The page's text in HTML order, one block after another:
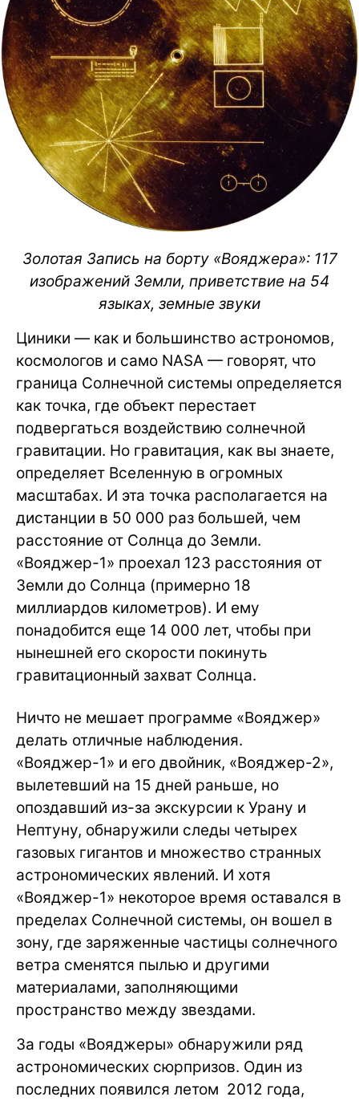
Золотая Запись на борту «Вояджера»: 117
изображений Земли, приветствие на 54
языках, земные звуки
Циники — как и большинство астрономов,
космологов и само NASA — говорят, что
граница Солнечной системы определяется
как точка, где объект перестает
подвергаться воздействию солнечной
гравитации. Но гравитация, как вы знаете,
определяет Вселенную в огромных
масштабах. И эта точка располагается на
дистанции в 50 000 раз большей, чем
расстояние от Солнца до Земли.
«Вояджер-1» проехал 123 расстояния от
Земли до Солнца (примерно 18
миллиардов километров). И ему
понадобится еще 14 000 лет, чтобы при
нынешней его скорости покинуть
гравитационный захват Солнца.
Ничто не мешает программе «Вояджер»
делать отличные наблюдения.
«Вояджер-1» и его двойник, «Вояджер-2»,
вылетевший на 15 дней раньше, но
опоздавший из-за экскурсии к Урану и
Нептуну, обнаружили следы четырех
газовых гигантов и множество странных
астрономических явлений. И хотя
«Вояджер-1» некоторое время оставался в
пределах Солнечной системы, он вошел в
зону, где заряженные частицы солнечного
ветра сменятся пылью и другими
материалами, заполняющими
пространство между звездами.
За годы «Вояджеры» обнаружили ряд
астрономических сюрпризов. Один из
последних появился летом 2012 года,